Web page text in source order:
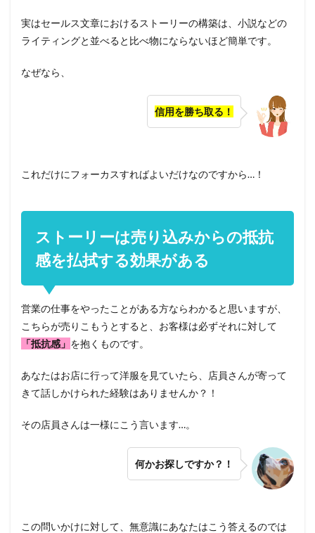
実はセールス文章におけるストーリーの構築は、小説などの
ライティングと並べると比べ物にならないほど簡単です。
なぜなら、
信用を勝ち取る！
これだけにフォーカスすればよいだけなのですから…！
ストーリーは売り込みからの抵抗
感を払拭する効果がある
営業の仕事をやったことがある方ならわかると思いますが、
こちらが売りこもうとすると、お客様は必ずそれに対して
「抵抗感」 を抱くものです。
あなたはお店に行って洋服を見ていたら、店員さんが寄って
きて話しかけられた経験はありませんか？！
その店員さんは一様にこう言います…。
何かお探しですか？！
この問いかけに対して、無意識にあなたはこう答えるのでは